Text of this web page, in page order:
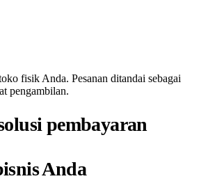
fisik Anda. Pesanan ditandai sebagai
pengambilan.
pembayaran
Anda